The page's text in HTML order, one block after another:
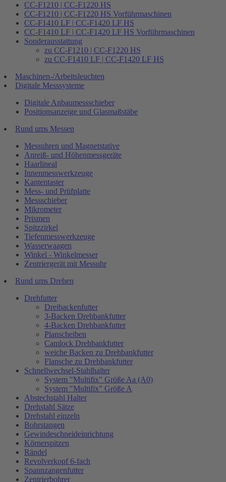
CC-F1210 | CC-F1220 HS
CC-F1210 | CC-F1220 HS Vorführmaschinen
CC-F1410 LF | CC-F1420 LF HS
CC-F1410 LF | CC-F1420 LF HS Vorführmaschinen
Sonderausstattung
zu CC-F1210 | CC-F1220 HS
zu CC-F1410 LF | CC-F1420 LF HS
Maschinen-/Arbeitsleuchten
Digitale Messsysteme
Digitale Anbaumessschieber
Positionsanzeige und Glasmaßstäbe
Rund ums Messen
Messuhren und Magnetstative
Anreiß- und Höhenmessgeräte
Haarlineal
Innenmesswerkzeuge
Kantentaster
Mess- und Prüfplatte
Messschieber
Mikrometer
Prismen
Spitzzirkel
Tiefenmesswerkzeuge
Wasserwaagen
Winkel - Winkelmesser
Zentriergerät mit Messuhr
Rund ums Drehen
Drehfutter
Dreibackenfutter
3-Backen Drehbankfutter
4-Backen Drehbankfutter
Planscheiben
Camlock Drehbankfutter
weiche Backen zu Drehbankfutter
Flansche zu Drehbankfutter
Schnellwechsel-Stahlhalter
System "Multifix" Größe Aa (A0)
System "Multifix" Größe A
Abstechstahl Halter
Drehstahl Sätze
Drehstahl einzeln
Bohrstangen
Gewindeschneideinrichtung
Körnerspitzen
Rändel
Revolverkopf 6-fach
Spannzangenfutter
Zentrierbohrer